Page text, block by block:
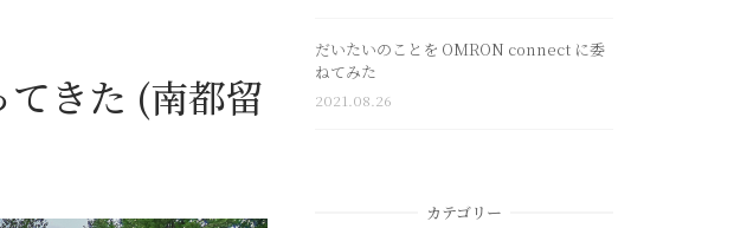
きた (南都留
だいたいのことを OMRON connect に委
ねてみた
2021.08.26
カテゴリー